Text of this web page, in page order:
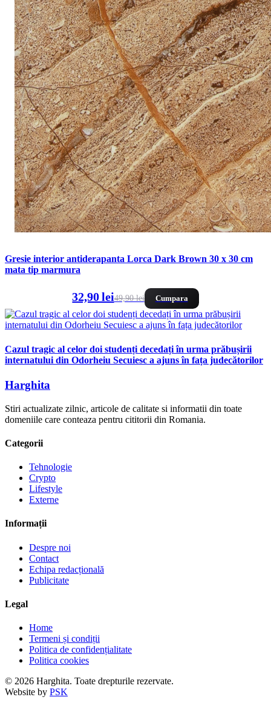
Gresie interior antiderapanta Lorca Dark Brown 30 x 30 cm
mata tip marmura
32,90 lei49,90 lei Cumpara
Cazul tragic al celor doi studenți decedați în urma prăbușirii
internatului din Odorheiu Secuiesc a ajuns în fața judecătorilor
Harghita
Stiri actualizate zilnic, articole de calitate si informatii din toate
domeniile care conteaza pentru cititorii din Romania.
Categorii
Tehnologie
Crypto
Lifestyle
Externe
Informații
Despre noi
Contact
Echipa redacțională
Publicitate
Legal
Home
Termeni și condiții
Politica de confidențialitate
Politica cookies
© 2026 Harghita. Toate drepturile rezervate.
Website by PSK